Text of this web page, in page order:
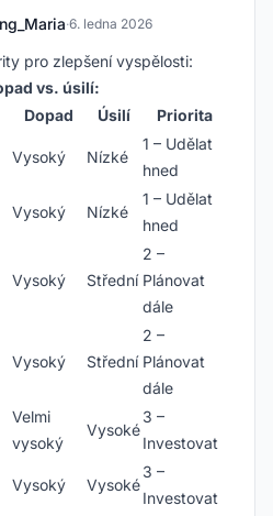
·6. ledna 2026
pro zlepšení vyspělosti:
vs. úsilí:
Dopad Úsilí Priorita
Vysoký Nízké
1 – Udělat
hned
Vysoký Nízké
1 – Udělat
hned
Vysoký Střední
2 –
Plánovat
dále
Vysoký Střední
2 –
Plánovat
dále
Velmi
vysoký
Vysoké
3 –
Investovat
Vysoký Vysoké
3 –
Investovat